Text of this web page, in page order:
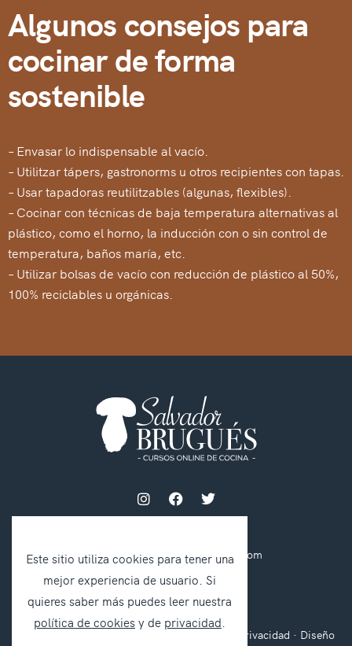
Algunos consejos para
cocinar de forma
sostenible
– Envasar lo indispensable al vacío.
– Utilitzar tápers, gastronorms u otros recipientes con tapas.
– Usar tapadoras reutilitzables (algunas, flexibles).
– Cocinar con técnicas de baja temperatura alternativas al
plástico, como el horno, la inducción con o sin control de
temperatura, baños maría, etc.
– Utilizar bolsas de vacío con reducción de plástico al 50%,
100% reciclables u orgánicas.
info@cursossalvadorbrugues.com
Copyright© 2021 Vianda SC
Aviso legal Política de cookies · Política de privacidad · Diseño
Este sitio utiliza cookies para tener una
mejor experiencia de usuario. Si
quieres saber más puedes leer nuestra
política de cookiesy de privacidad